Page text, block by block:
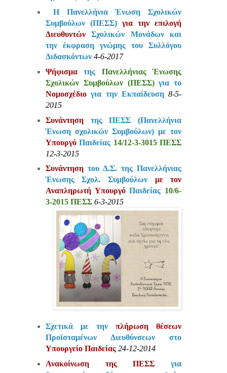
Η Πανελλήνια Ένωση Σχολικών
Συμβούλων (ΠΕΣΣ) για την επιλογή
ΔιευθυντώνΣχολικών Μονάδων και
την έκφραση γνώμης του Συλλόγου
Διδασκόντων 4-6-2017
Ψήφισματης Πανελλήνιας Ένωσης
Σχολικών Συμβούλων (ΠΕΣΣ)για το
Νομοσχέδιογια την Εκπαίδευση8-5-
2015
Συνάντησητης ΠΕΣΣ (Πανελλήνια
Ένωση σχολικών Συμβούλων) με τον
ΥπουργόΠαιδείας 14/12-3-3015 ΠΕΣΣ
12-3-2015
Συνάντησητου Δ.Σ. της Πανελλήνιας
Ένωσης Σχολ. Συμβούλων με τον
Αναπληρωτή ΥπουργόΠαιδείας 10/6-
3-2015 ΠΕΣΣ 6-3-2015
Σχετικά με τηνπλήρωση θέσεων
Προϊσταμένων Διευθύνσεων στο
Υπουργείο Παιδείας 24-12-2014
Ανακοίνωση της ΠΕΣΣ για